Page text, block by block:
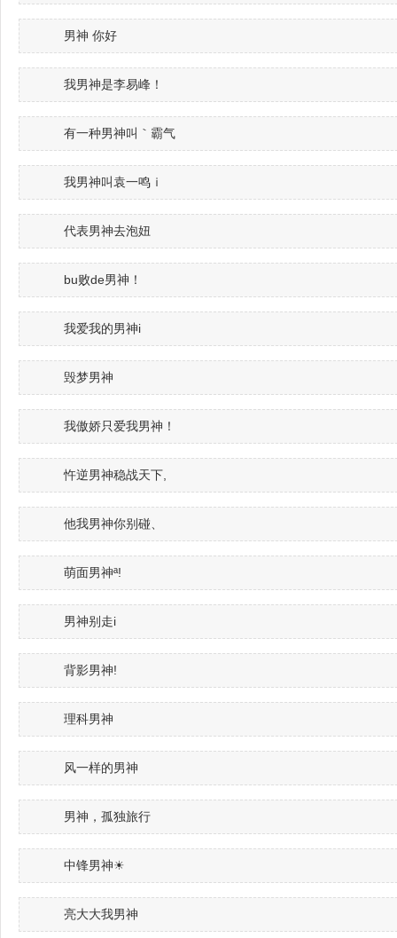
男神 你好
我男神是李易峰！
有一种男神叫｀霸气
我男神叫袁一鸣ｉ
代表男神去泡妞
bu败de男神！
我爱我的男神i
毁梦男神
我傲娇只爱我男神！
忤逆男神稳战天下,
他我男神你别碰、
萌面男神ª!
男神别走i
背影男神!
理科男神
风一样的男神
男神，孤独旅行
中锋男神☀
亮大大我男神